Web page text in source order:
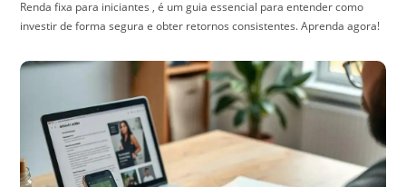
Renda fixa para iniciantes , é um guia essencial para entender como
investir de forma segura e obter retornos consistentes. Aprenda agora!